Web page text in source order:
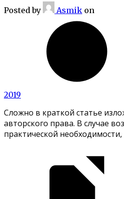
Postedby Asmik on
2019
Сложно в краткой статье
авторского права. В случае
практической